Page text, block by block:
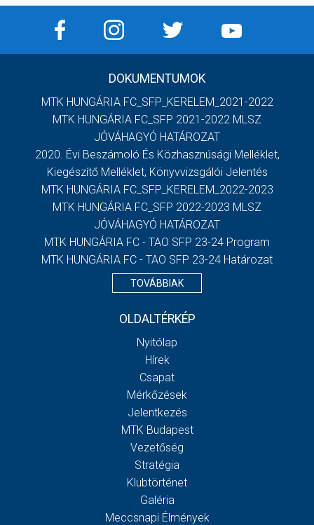
DOKUMENTUMOK
MTK HUNGÁRIA FC_SFP_KERELEM_2021-2022
MTK HUNGÁRIA FC_SFP 2021-2022 MLSZ
JÓVÁHAGYÓ HATÁROZAT
2020. Évi Beszámoló És Közhasznúsági Melléklet,
Kiegészítő Melléklet, Könyvvizsgálói Jelentés
MTK HUNGÁRIA FC_SFP_KERELEM_2022-2023
MTK HUNGÁRIA FC_SFP 2022-2023 MLSZ
JÓVÁHAGYÓ HATÁROZAT
MTK HUNGÁRIA FC - TAO SFP 23-24 Program
MTK HUNGÁRIA FC - TAO SFP 23-24 Határozat
TOVÁBBIAK
OLDALTÉRKÉP
Nyitólap
Hírek
Csapat
Mérkőzések
Jelentkezés
MTK Budapest
Vezetőség
Stratégia
Klubtörténet
Galéria
Meccsnapi Élmények